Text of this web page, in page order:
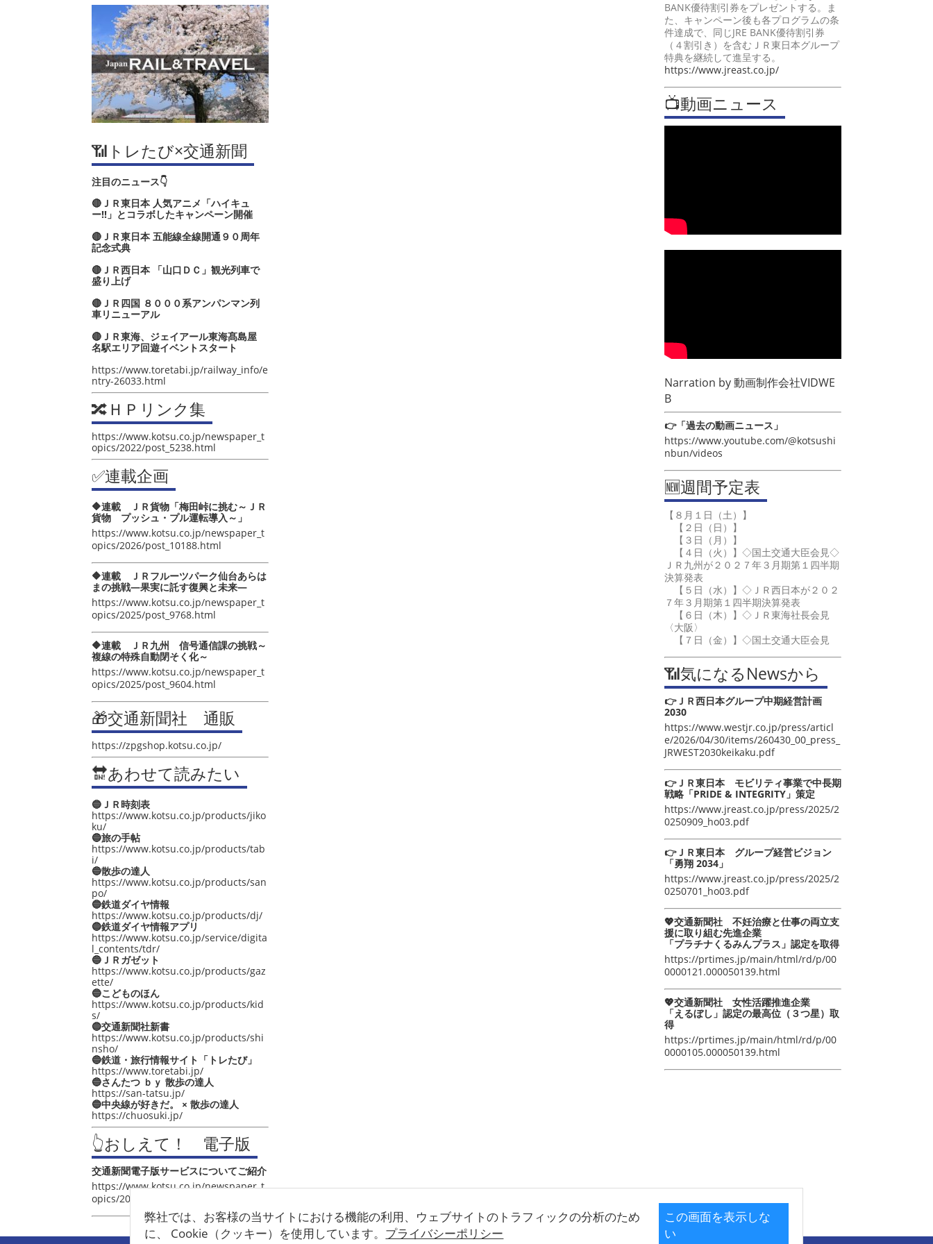
弊社では、お客様の当サイトにおける機能の利用、ウェブサイトのトラフィックの分析のため
に、 Cookie（クッキー）を使用しています。 プライバシーポリシー
この画面を表示しな
い
📶トレたび×交通新聞
注目のニュース👇
🔴ＪＲ東日本 人気アニメ「ハイキュ
ー‼」とコラボしたキャンペーン開催
🔴ＪＲ東日本 五能線全線開通９０周年
記念式典
🔴ＪＲ西日本 「山口ＤＣ」観光列車で
盛り上げ
🔴ＪＲ四国 ８０００系アンパンマン列
車リニューアル
🔴ＪＲ東海、ジェイアール東海髙島屋
名駅エリア回遊イベントスタート
https://www.toretabi.jp/railway_info/e
ntry-26033.html
🔀ＨＰリンク集
https://www.kotsu.co.jp/newspaper_t
opics/2022/post_5238.html
✅連載企画
🔶連載 ＪＲ貨物「梅田峠に挑む～ＪＲ
貨物 プッシュ・プル運転導入～」
https://www.kotsu.co.jp/newspaper_t
opics/2026/post_10188.html
🔶連載 ＪＲフルーツパーク仙台あらは
まの挑戦―果実に託す復興と未来―
https://www.kotsu.co.jp/newspaper_t
opics/2025/post_9768.html
🔶連載 ＪＲ九州 信号通信課の挑戦～
複線の特殊自動閉そく化～
https://www.kotsu.co.jp/newspaper_t
opics/2025/post_9604.html
🎁交通新聞社 通販
https://zpgshop.kotsu.co.jp/
🔛あわせて読みたい
🔵ＪＲ時刻表
https://www.kotsu.co.jp/products/jiko
ku/
🔵旅の手帖
https://www.kotsu.co.jp/products/tab
i/
🔵散歩の達人
https://www.kotsu.co.jp/products/san
po/
🔵鉄道ダイヤ情報
https://www.kotsu.co.jp/products/dj/
🔵鉄道ダイヤ情報アプリ
https://www.kotsu.co.jp/service/digita
l_contents/tdr/
🔵ＪＲガゼット
https://www.kotsu.co.jp/products/gaz
ette/
🔵こどものほん
https://www.kotsu.co.jp/products/kid
s/
🔵交通新聞社新書
https://www.kotsu.co.jp/products/shi
nsho/
🔵鉄道・旅行情報サイト「トレたび」
https://www.toretabi.jp/
🔵さんたつ ｂｙ 散歩の達人
https://san-tatsu.jp/
🔵中央線が好きだ。 × 散歩の達人
https://chuosuki.jp/
👆おしえて！ 電子版
交通新聞電子版サービスについてご紹介
https://www.kotsu.co.jp/newspaper_t
opics/2021/post_4048.html
BANK優待割引券をプレゼントする。ま
た、キャンペーン後も各プログラムの条
件達成で、同じJRE BANK優待割引券
（４割引き）を含むＪＲ東日本グループ
特典を継続して進呈する。
https://www.jreast.co.jp/
📺動画ニュース
Narration by動画制作会社VIDWE
B
👉「過去の動画ニュース」
https://www.youtube.com/@kotsushi
nbun/videos
🆕週間予定表
【８月１日（土）】
【２日（日）】
【３日（月）】
【４日（火）】◇国土交通大臣会見◇
ＪＲ九州が２０２７年３月期第１四半期
決算発表
【５日（水）】◇ＪＲ西日本が２０２
７年３月期第１四半期決算発表
【６日（木）】◇ＪＲ東海社長会見
〈大阪〉
【７日（金）】◇国土交通大臣会見
📶気になるNewsから
👉ＪＲ西日本グループ中期経営計画
2030
https://www.westjr.co.jp/press/articl
e/2026/04/30/items/260430_00_press_
JRWEST2030keikaku.pdf
👉ＪＲ東日本 モビリティ事業で中長期
戦略「PRIDE & INTEGRITY」策定
https://www.jreast.co.jp/press/2025/2
0250909_ho03.pdf
👉ＪＲ東日本 グループ経営ビジョン
「勇翔 2034」
https://www.jreast.co.jp/press/2025/2
0250701_ho03.pdf
💖交通新聞社 不妊治療と仕事の両立支
援に取り組む先進企業
「プラチナくるみんプラス」認定を取得
https://prtimes.jp/main/html/rd/p/00
0000121.000050139.html
💖交通新聞社 女性活躍推進企業
「えるぼし」認定の最高位（３つ星）取
得
https://prtimes.jp/main/html/rd/p/00
0000105.000050139.html